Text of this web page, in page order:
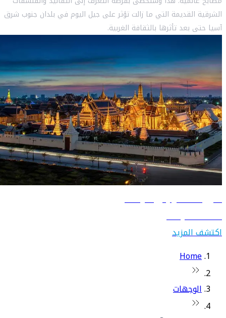
الشرقية القديمة التي ما زالت تؤثر على جيل اليوم في بلدان جنوب شرق
آسيا حتى بعد تأثرها بالثقافة الغربية.
دليل السفر إلى تايلاند
اكتشف تايلاند
اكتشف المزيد
Home
الوجهات